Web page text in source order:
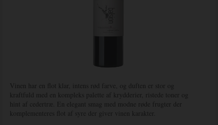
Vinen har en flot klar, intens rød farve, og duften er stor og
kraftfuld med en kompleks palette af krydderier, ristede toner og
hint af cedertræ. En elegant smag med modne røde frugter der
komplementeres flot af syre der giver vinen karakter.